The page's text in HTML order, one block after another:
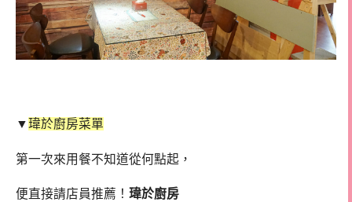
▼瑋於廚房菜單
第一次來用餐不知道從何點起，
便直接請店員推薦！ 瑋於廚房